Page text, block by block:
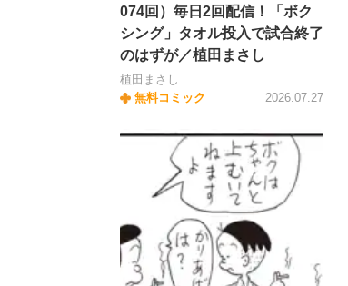
074回）毎日2回配信！「ボク
シング」タオル投入で試合終了
のはずが／植田まさし
植田まさし
無料コミック
2026.07.27